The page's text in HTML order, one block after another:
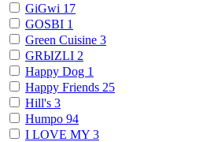
GiGwi 17
GOSBI 1
Green Cuisine 3
GRЫZLI 2
Happy Dog 1
Happy Friends 25
Hill's 3
Humpo 94
I LOVE MY 3